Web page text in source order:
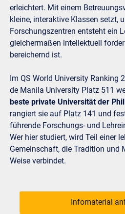
erleichtert. Mit einem
kleine, interaktive Klassen setzt,
Forschungszentren entsteht ein
gleichermaßen intellektuell
bereichernd ist.
Im QS World University Ranking
de Manila University Platz 511
beste private Universität der
rangiert sie auf Platz 141 und
führende Forschungs- und
Wer hier studiert, wird Teil einer
Gemeinschaft, die Tradition und
Weise verbindet.
Infomaterial